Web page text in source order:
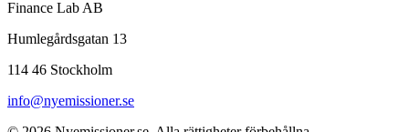
Finance Lab AB
Humlegårdsgatan 13
114 46 Stockholm
info@nyemissioner.se